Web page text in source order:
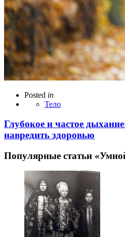
Posted in
Тело
Глубокое и частое
навредить здоровью
Популярные статьи